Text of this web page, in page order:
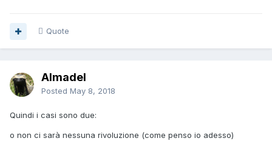
Quote
Almadel
Posted May 8, 2018
Quindi i casi sono due:
o non ci sarà nessuna rivoluzione (come penso io adesso)